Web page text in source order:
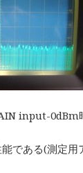
input-
である(測定用